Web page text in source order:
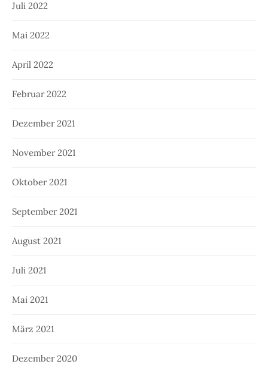
Juli 2022
Mai 2022
April 2022
Februar 2022
Dezember 2021
November 2021
Oktober 2021
September 2021
August 2021
Juli 2021
Mai 2021
März 2021
Dezember 2020